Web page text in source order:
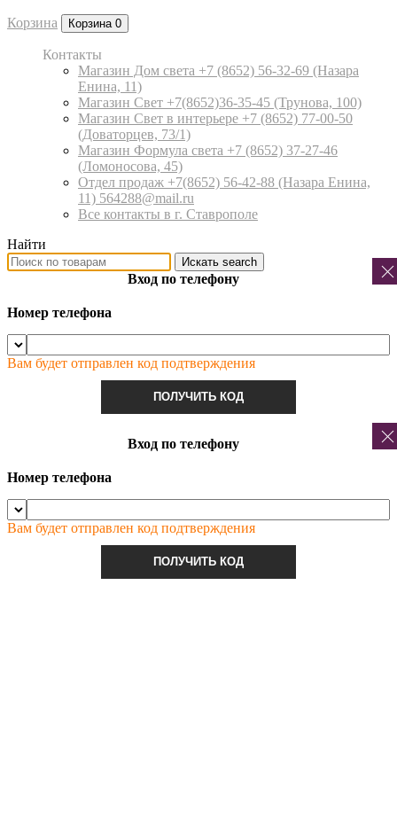
Корзина Корзина 0
Контакты
Магазин Дом света +7 (8652) 56-32-69 (Назара
Енина, 11)
Магазин Свет +7(8652)36-35-45 (Трунова, 100)
Магазин Свет в интерьере +7 (8652) 77-00-50
(Доваторцев, 73/1)
Магазин Формула света +7 (8652) 37-27-46
(Ломоносова, 45)
Отдел продаж +7(8652) 56-42-88 (Назара Енина,
11) 564288@mail.ru
Все контакты в г. Ставрополе
Найти
Искать search
Вход по телефону
Номер телефона
Вам будет отправлен код подтверждения
ПОЛУЧИТЬ КОД
Вход по телефону
Номер телефона
Вам будет отправлен код подтверждения
ПОЛУЧИТЬ КОД